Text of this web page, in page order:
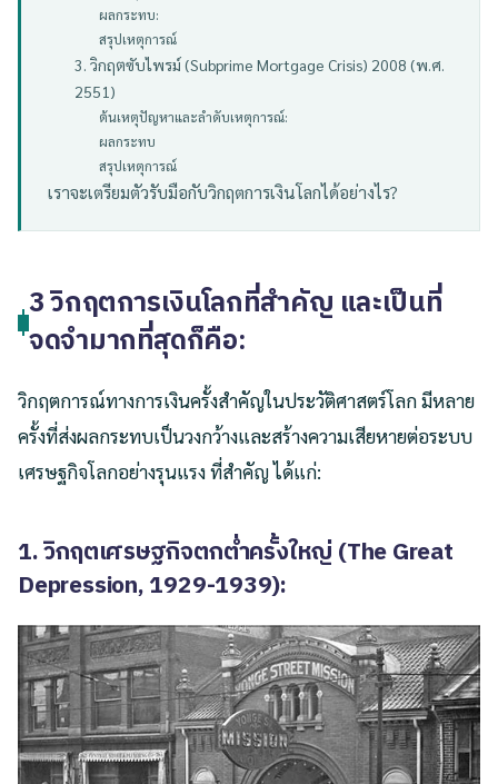
ผลกระทบ:
สรุปเหตุการณ์
3. วิกฤตซับไพรม์ (Subprime Mortgage Crisis) 2008 (พ.ศ.
2551)
ต้นเหตุปัญหาและลำดับเหตุการณ์:
ผลกระทบ
สรุปเหตุการณ์
เราจะเตรียมตัวรับมือกับวิกฤตการเงินโลกได้อย่างไร?
3 วิกฤตการเงินโลกที่สำคัญ และเป็นที่
จดจำมากที่สุดก็คือ:
วิกฤตการณ์ทางการเงินครั้งสำคัญในประวัติศาสตร์โลก มีหลาย
ครั้งที่ส่งผลกระทบเป็นวงกว้างและสร้างความเสียหายต่อระบบ
เศรษฐกิจโลกอย่างรุนแรง ที่สำคัญ ได้แก่:
1. วิกฤตเศรษฐกิจตกต่ำครั้งใหญ่ (The Great
Depression, 1929-1939):